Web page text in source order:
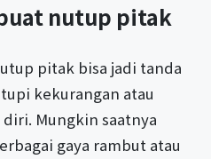
nutup pitak
pitak bisa jadi tanda
kekurangan atau
Mungkin saatnya
gaya rambut atau